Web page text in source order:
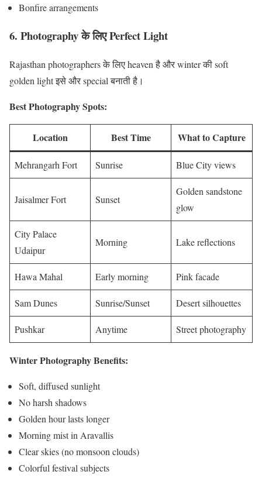
Bonfire arrangements
6. Photography के लिए Perfect Light
Rajasthan photographers के लिए heaven है और winter की soft
golden light इसे और special बनाती है।
Best Photography Spots:
Location Best Time What to Capture
Mehrangarh Fort Sunrise Blue City views
Jaisalmer Fort Sunset
Golden sandstone
glow
City Palace
Udaipur
Morning Lake reflections
Hawa Mahal Early morning Pink facade
Sam Dunes Sunrise/Sunset Desert silhouettes
Pushkar Anytime Street photography
Winter Photography Benefits:
Soft, diffused sunlight
No harsh shadows
Golden hour lasts longer
Morning mist in Aravallis
Clear skies (no monsoon clouds)
Colorful festival subjects